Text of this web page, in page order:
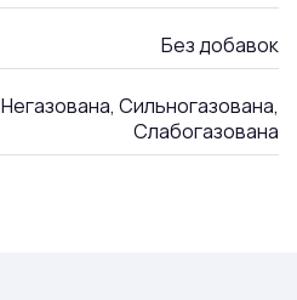
Без добавок
Негазована, Сильногазована,
Слабогазована